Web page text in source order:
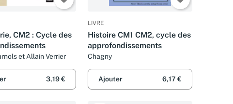
CM2 : Cycle des
et Allain Verrier
3,19 €
LIVRE
Histoire CM1 CM2, cycle des
approfondissements
Chagny
Ajouter 6,17 €